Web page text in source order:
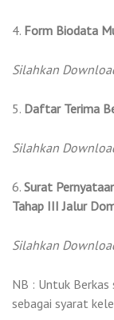
4. Form Biodata
Silahkan
5. Daftar Terima
Silahkan
6. Surat
Tahap III Jalur
Silahkan
NB : Untuk
sebagai syarat